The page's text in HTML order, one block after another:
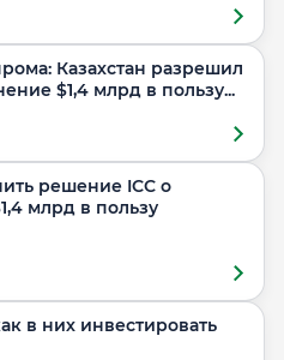
Казахстан разрешил
$1,4 млрд в пользу...
решение ICC о
млрд в пользу
в них инвестировать